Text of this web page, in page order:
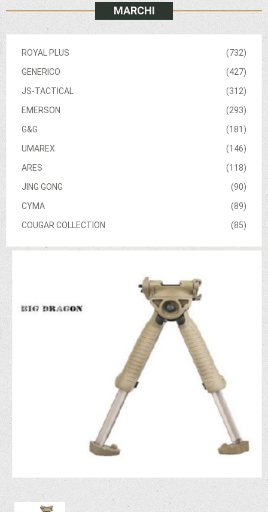
MARCHI
(732)
ROYAL PLUS
(427)
GENERICO
(312)
JS-TACTICAL
(293)
EMERSON
(181)
G&G
(146)
UMAREX
(118)
ARES
(90)
JING GONG
(89)
CYMA
(85)
COUGAR COLLECTION